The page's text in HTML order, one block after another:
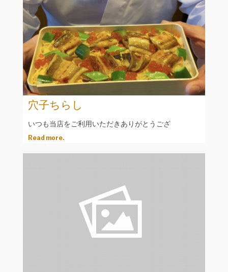
穴子ちらし
いつも当店をご利用いただきありがとうござ
Read more.